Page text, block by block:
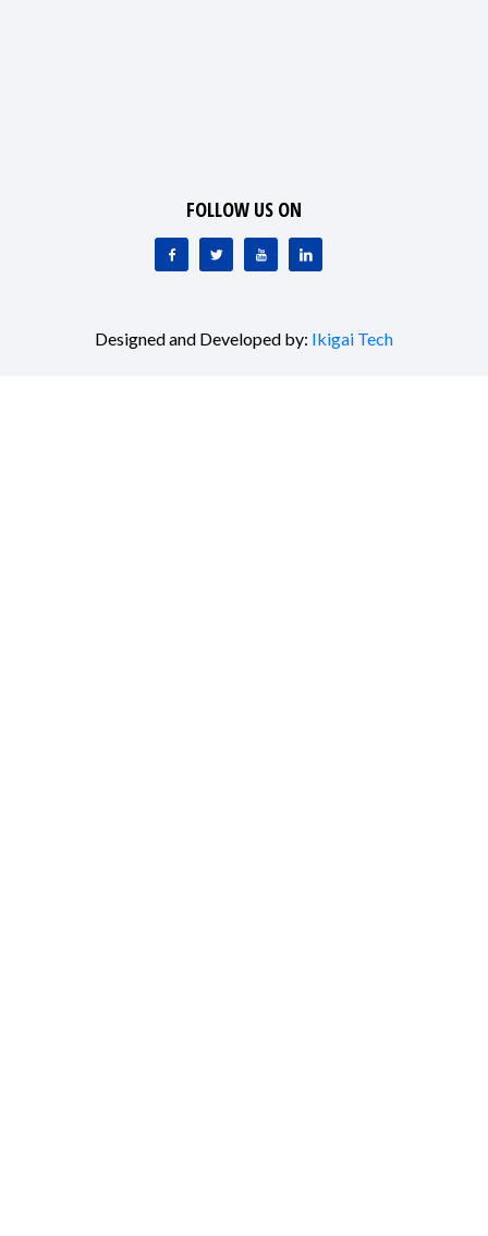
FOLLOW US ON
Designed and Developed by: Ikigai Tech